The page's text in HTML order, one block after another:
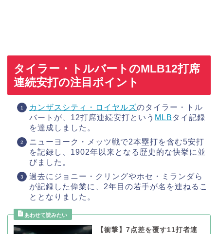
タイラー・トルバートのMLB12打席
連続安打の注目ポイント
カンザスシティ・ロイヤルズのタイラー・トル
バートが、12打席連続安打という MLB タイ記録
を達成しました。
ニューヨーク・メッツ戦で2本塁打を含む5安打
を記録し、1902年以来となる歴史的な快挙に並
びました。
過去にジョニー・クリングやホセ・ミランダら
が記録した偉業に、2年目の若手が名を連ねるこ
ととなりました。
【衝撃】7点差を覆す11打者連